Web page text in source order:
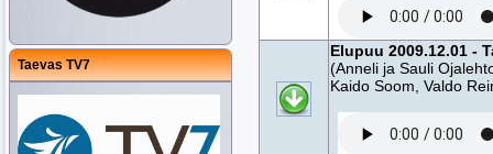
Taevas TV7
Elupuu 2009.12.01 -
(Anneli ja Sauli
Kaido Soom, Valdo